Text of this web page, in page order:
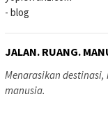
JALAN. RUANG.
Menarasikan
manusia.